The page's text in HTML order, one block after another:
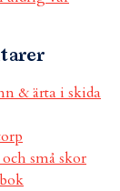
& ärta i skida
små skor